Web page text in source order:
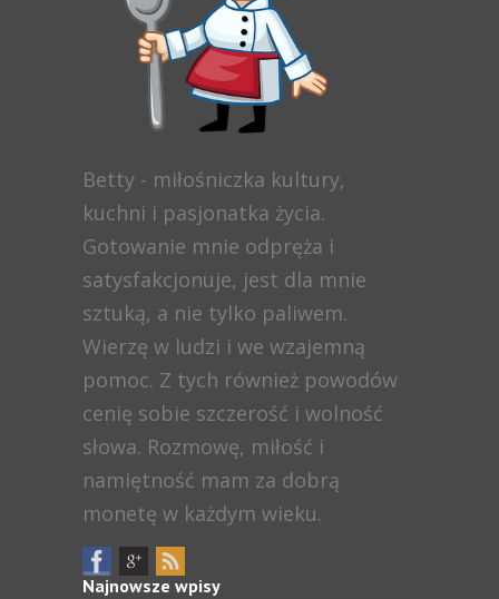
Betty - miłośniczka kultury,
kuchni i pasjonatka życia.
Gotowanie mnie odpręża i
satysfakcjonuje, jest dla mnie
sztuką, a nie tylko paliwem.
Wierzę w ludzi i we wzajemną
pomoc. Z tych również powodów
cenię sobie szczerość i wolność
słowa. Rozmowę, miłość i
namiętność mam za dobrą
monetę w każdym wieku.
Najnowsze wpisy